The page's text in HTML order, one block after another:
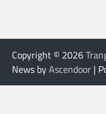
Copyright © 2026
News byAscendoor |